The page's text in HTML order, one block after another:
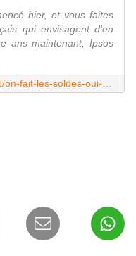
hier, et vous faites
qui envisagent d'en
ans maintenant, Ipsos